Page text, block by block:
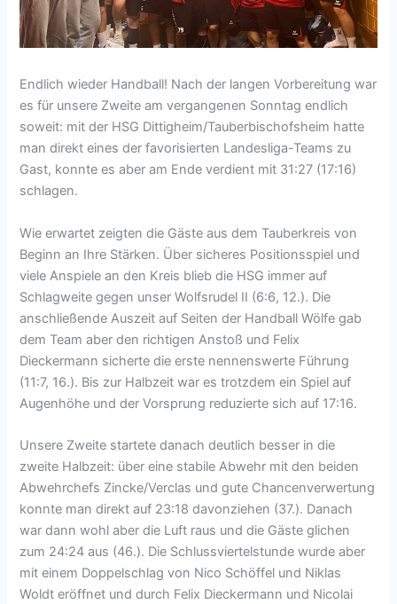
Endlich wieder Handball! Nach der langen Vorbereitung war
es für unsere Zweite am vergangenen Sonntag endlich
soweit: mit der HSG Dittigheim/Tauberbischofsheim hatte
man direkt eines der favorisierten Landesliga-Teams zu
Gast, konnte es aber am Ende verdient mit 31:27 (17:16)
schlagen.
Wie erwartet zeigten die Gäste aus dem Tauberkreis von
Beginn an Ihre Stärken. Über sicheres Positionsspiel und
viele Anspiele an den Kreis blieb die HSG immer auf
Schlagweite gegen unser Wolfsrudel II (6:6, 12.). Die
anschließende Auszeit auf Seiten der Handball Wölfe gab
dem Team aber den richtigen Anstoß und Felix
Dieckermann sicherte die erste nennenswerte Führung
(11:7, 16.). Bis zur Halbzeit war es trotzdem ein Spiel auf
Augenhöhe und der Vorsprung reduzierte sich auf 17:16.
Unsere Zweite startete danach deutlich besser in die
zweite Halbzeit: über eine stabile Abwehr mit den beiden
Abwehrchefs Zincke/Verclas und gute Chancenverwertung
konnte man direkt auf 23:18 davonziehen (37.). Danach
war dann wohl aber die Luft raus und die Gäste glichen
zum 24:24 aus (46.). Die Schlussviertelstunde wurde aber
mit einem Doppelschlag von Nico Schöffel und Niklas
Woldt eröffnet und durch Felix Dieckermann und Nicolai